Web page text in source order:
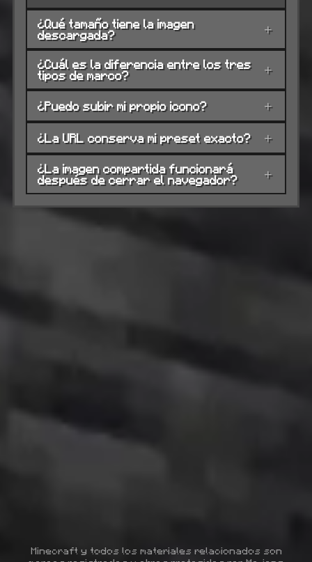
¿Qué tamaño tiene la imagen
descargada? +
¿Cuál es la diferencia entre los tres
tipos de marco? +
¿Puedo subir mi propio icono? +
¿La URL conserva mi preset exacto?
+
¿La imagen compartida funcionará
después de cerrar el navegador? +
Minecraft y todos los materiales relacionados son